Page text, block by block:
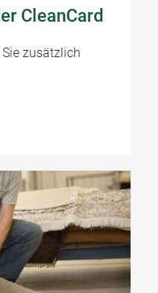
CleanCard
zusätzlich